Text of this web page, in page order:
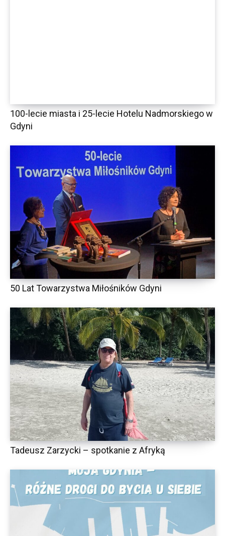
100-lecie miasta i 25-lecie Hotelu Nadmorskiego w
Gdyni
50 Lat Towarzystwa Miłośników Gdyni
Tadeusz Zarzycki – spotkanie z Afryką